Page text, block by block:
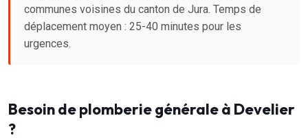
communes voisines du canton de Jura. Temps de
déplacement moyen : 25-40 minutes pour les
urgences.
Besoin de plomberie générale à Develier
?